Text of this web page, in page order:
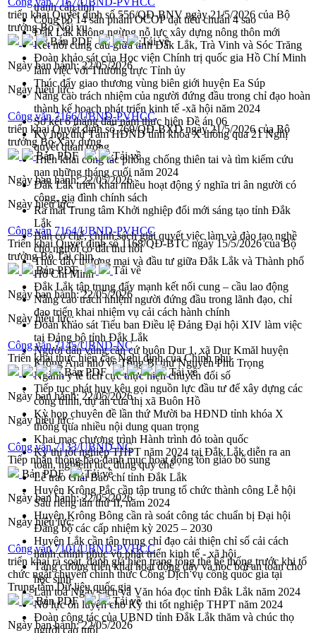
tranh cấp tỉnh
Công bố 14 sản phẩm OCOP đạt tiêu chuẩn 4 sao
Đắk Lắk không ngừng nỗ lực xây dựng nông thôn mới
Kết nối cung cầu giữa tỉnh Đắk Lắk, Trà Vinh và Sóc Trăng
Đoàn khảo sát của Học viện Chính trị quốc gia Hồ Chí Minh
làm việc với Thường trực Tỉnh ủy
Thúc đẩy giao thương vùng biên giới huyện Ea Súp
Nâng cao trách nhiệm của người đứng đầu trong chỉ đạo hoàn
thành kế hoạch phát triển kinh tế -xã hội năm 2024
Sơ kết 6 tháng đầu năm thực hiện Đề án 06
Kỳ họp thứ Tám HĐND tỉnh khóa X thông qua 21 Nghị
quyết quan trọng
Triển khai công tác phòng chống thiên tai và tìm kiếm cứu
nạn những tháng cuối năm 2024
Đắk Lắk triển khai nhiều hoạt động ý nghĩa tri ân người có
công, gia đình chính sách
Ra mắt Trung tâm Khởi nghiệp đổi mới sáng tạo tỉnh Đắk
Lắk
Bàn cơ chế, chính sách giải quyết việc làm và đào tạo nghề
cho người có đất thu hồi
Thúc đẩy thương mại và đầu tư giữa Đắk Lắk và Thành phố
Hồ Chí Minh
Đắk Lắk tập trung đẩy mạnh kết nối cung – cầu lao động
Nâng cao trách nhiệm người đứng đầu trong lãnh đạo, chỉ
đạo triển khai nhiệm vụ cải cách hành chính
Đoàn khảo sát Tiểu ban Điều lệ Đảng Đại hội XIV làm việc
tại Đảng bộ tỉnh Đắk Lắk
Người dân vùng căn cứ buôn Dur 1, xã Dur Kmăl huyện
Krông Ana nhớ về Tổng Bí thư Nguyễn Phú Trọng
Ngành y tế tích cực thực hiện chuyển đổi số
Tiếp tục phát huy kêu gọi nguồn lực đầu tư để xây dựng các
công trình, dự án của thị xã Buôn Hồ
Kỳ họp chuyên đề lần thứ Mười ba HĐND tỉnh khóa X
thông qua nhiều nội dung quan trọng
Khai mạc chương trình Hành trình đỏ toàn quốc
Kỳ thi tốt nghiệp THPT năm 2024 tại Đắk Lắk diễn ra an
toàn, nghiêm túc, đúng quy chế
Lễ trao Giải Báo chí tỉnh Đắk Lắk
Huyện Krông Pắc cần tập trung tổ chức thành công Lễ hội
Sầu riêng lần thứ II, năm 2024
Huyện Krông Bông cần rà soát công tác chuẩn bị Đại hội
Đảng bộ các cấp nhiệm kỳ 2025 – 2030
Huyện Lắk cần tập trung chỉ đạo cải thiện chỉ số cải cách
hành chính phục vụ phát triển kinh tế - xã hội
Tăng cường triển khai hoạt động dạy và học bơi an toàn cho
học sinh
Lan toả Ngày sách và Văn hóa đọc tỉnh Đắk Lắk năm 2024
Nỗ lực ôn luyện cho Kỳ thi tốt nghiệp THPT năm 2024
Đoàn công tác của UBND tỉnh Đắk Lắk thăm và chúc thọ
người cao tuổi
triển khai Quyết định số 556/QĐ-BNV ngày 21/5/2026 của Bộ
trưởng Bộ Nội vụ
Bản PDF
Tải về
Ngày ban hành:22/05/2026
Ngày hiệu lực:
Công văn 7166/UBND-PVHCC
triển khai Quyết định số 769/QĐ-BXD ngày 21/5/2026 của Bộ
trưởng Bộ Xây dựng
Bản PDF
Tải về
Ngày ban hành:22/05/2026
Ngày hiệu lực:
Công văn 7164/UBND-PVHCC
Triển khai Quyết định số 1168/QĐ-BTC ngày 15/5/2026 của Bộ
trưởng Bộ Tài chín
Bản PDF
Tải về
Ngày ban hành:22/05/2026
Ngày hiệu lực:
Công văn 7145/UBND-NC
Triển khai thực hiện các Nghị định của Chính phủ
Bản PDF
Tải về
Ngày ban hành:22/05/2026
Ngày hiệu lực:
Công văn 7133/UBND-NC
Tiếp nhận thông báo danh mục hoạt động tôn giáo bổ sung
Bản PDF
Tải về
Ngày ban hành:22/05/2026
Ngày hiệu lực:
Công văn 7101/UBND-PVHCC
triển khai rà soát, đánh giá hiện trạng tổng thể hệ thống trước khi tổ
chức ngắt chuyển chính thức Cổng Dịch vụ công quốc gia tại
Trung tâm Dữ liệu quốc gia
Bản PDF
Tải về
Ngày ban hành:22/05/2026